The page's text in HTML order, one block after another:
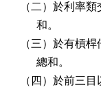
（二）於利率
      和。
（三）於有槓
      總和。
（四）於前三